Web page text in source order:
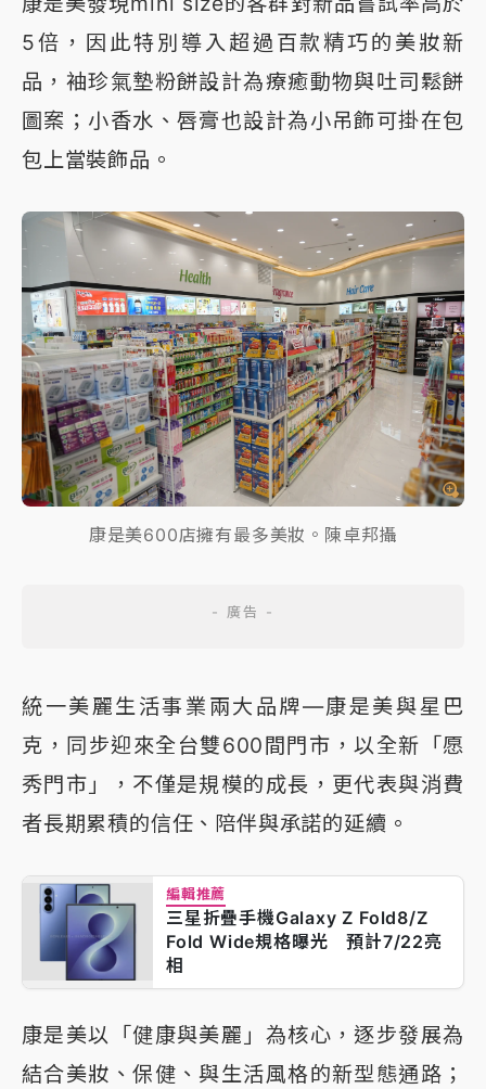
5倍，因此特別導入超過百款精巧的美妝新
品，袖珍氣墊粉餅設計為療癒動物與吐司鬆餅
圖案；小香水、唇膏也設計為小吊飾可掛在包
包上當裝飾品。
康是美600店擁有最多美妝。陳卓邦攝
統一美麗生活事業兩大品牌—康是美與星巴
克，同步迎來全台雙600間門市，以全新「愿
秀門市」，不僅是規模的成長，更代表與消費
者長期累積的信任、陪伴與承諾的延續。
編輯推薦
三星折疊手機Galaxy Z Fold8/Z
Fold Wide規格曝光 預計7/22亮
相
康是美以「健康與美麗」為核心，逐步發展為
結合美妝、保健、與生活風格的新型態通路；